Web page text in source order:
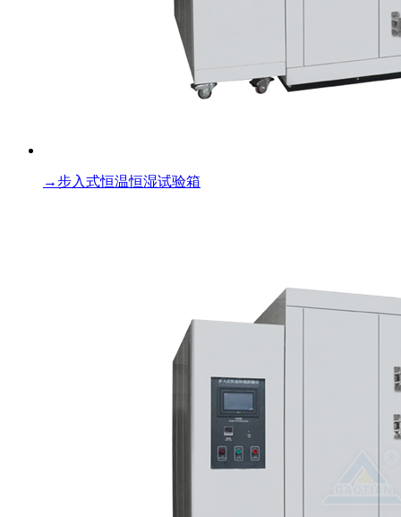
→步入式恒温恒湿试验箱